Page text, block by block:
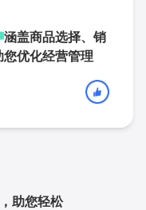
涵盖商品选择、销
优化经营管理
助您轻松